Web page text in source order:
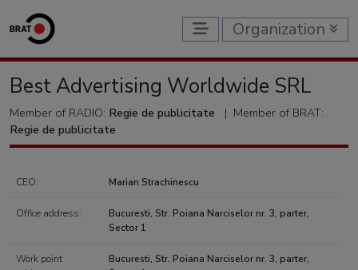
Organization
Best Advertising Worldwide SRL
Member of RADIO: Regie de publicitate | Member of BRAT:
Regie de publicitate
CEO: Marian Strachinescu
Office address:
Bucuresti, Str. Poiana Narciselor nr. 3, parter,
Sector 1
Work point
Bucuresti, Str. Poiana Narciselor nr. 3, parter,